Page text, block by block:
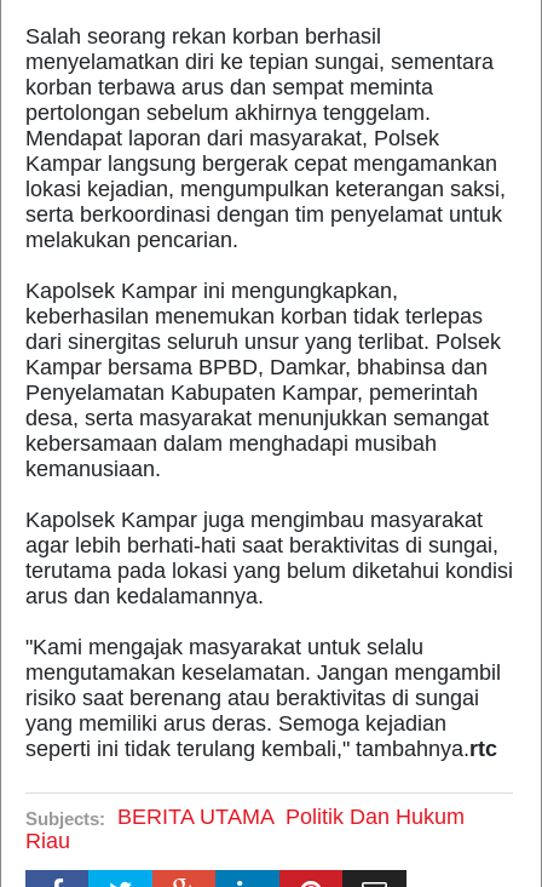
Salah seorang rekan korban berhasil
menyelamatkan diri ke tepian sungai, sementara
korban terbawa arus dan sempat meminta
pertolongan sebelum akhirnya tenggelam.
Mendapat laporan dari masyarakat, Polsek
Kampar langsung bergerak cepat mengamankan
lokasi kejadian, mengumpulkan keterangan saksi,
serta berkoordinasi dengan tim penyelamat untuk
melakukan pencarian.
Kapolsek Kampar ini mengungkapkan,
keberhasilan menemukan korban tidak terlepas
dari sinergitas seluruh unsur yang terlibat. Polsek
Kampar bersama BPBD, Damkar, bhabinsa dan
Penyelamatan Kabupaten Kampar, pemerintah
desa, serta masyarakat menunjukkan semangat
kebersamaan dalam menghadapi musibah
kemanusiaan.
Kapolsek Kampar juga mengimbau masyarakat
agar lebih berhati-hati saat beraktivitas di sungai,
terutama pada lokasi yang belum diketahui kondisi
arus dan kedalamannya.
"Kami mengajak masyarakat untuk selalu
mengutamakan keselamatan. Jangan mengambil
risiko saat berenang atau beraktivitas di sungai
yang memiliki arus deras. Semoga kejadian
seperti ini tidak terulang kembali," tambahnya.rtc
Subjects: BERITA UTAMA Politik Dan Hukum
Riau